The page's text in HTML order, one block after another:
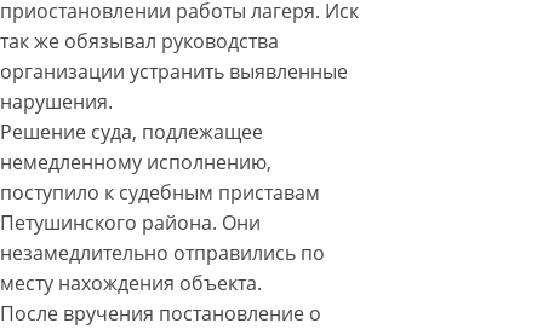
приостановлении работы лагеря. Иск
так же обязывал руководства
организации устранить выявленные
нарушения.
Решение суда, подлежащее
немедленному исполнению,
поступило к судебным приставам
Петушинского района. Они
незамедлительно отправились по
месту нахождения объекта.
После вручения постановление о